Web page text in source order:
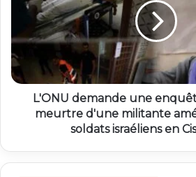
L'ONU demande une
meurtre d'une militante
soldats israéliens en